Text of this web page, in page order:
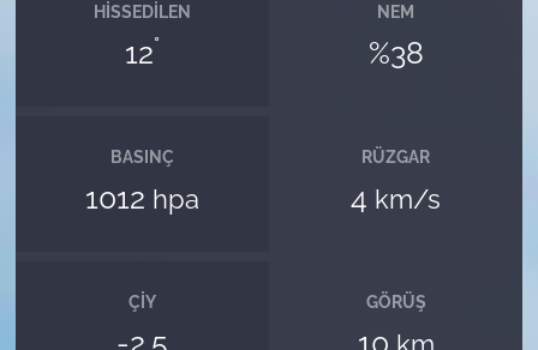
HISSEDILEN
12°
NEM
%38
BASINÇ
1012 hpa
RÜZGAR
4 km/s
ÇIY GÖRÜŞ